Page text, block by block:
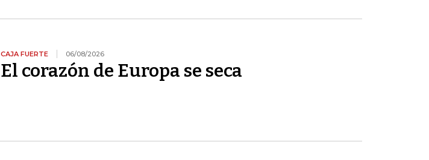
CAJA FUERTE 06/08/2026
El corazón de Europa se seca